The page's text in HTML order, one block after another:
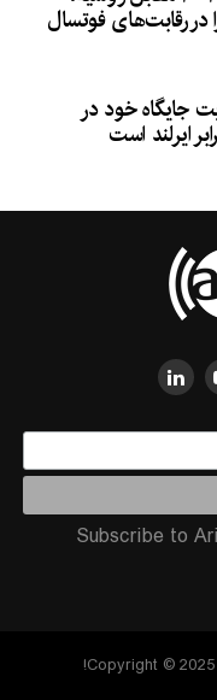
در رقابت‌های فوتسال
جایگاه خود در
ایرلند است
Subscribe to
Copyright ©